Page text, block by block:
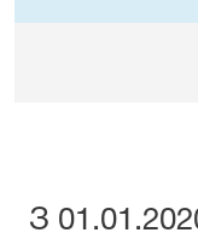
З